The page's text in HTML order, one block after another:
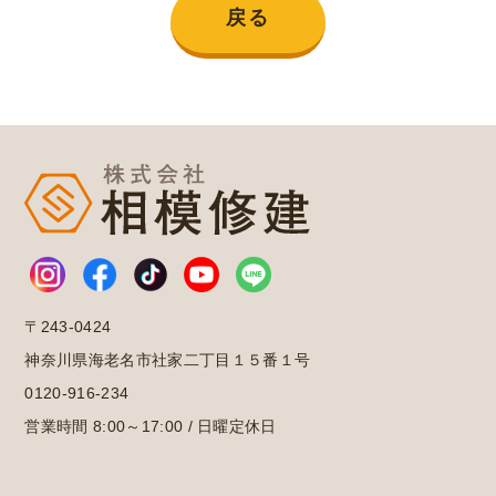
戻る
〒243-0424
神奈川県海老名市社家二丁目１５番１号
0120-916-234
営業時間 8:00～17:00 / 日曜定休日